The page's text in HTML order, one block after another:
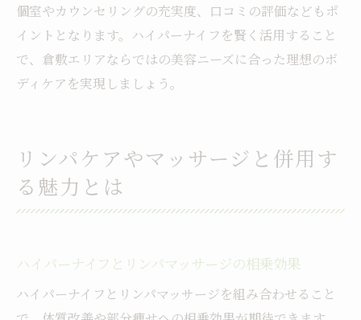
個室やカウンセリングの充実度、口コミの評価などもポ
イントとなります。ハイパーナイフを賢く活用すること
で、倉敷エリアならではの美容ニーズに合った理想のボ
ディケアを実現しましょう。
リンパケアやマッサージと併用す
る魅力とは
ハイパーナイフとリンパマッサージの相乗効果
ハイパーナイフとリンパマッサージを組み合わせること